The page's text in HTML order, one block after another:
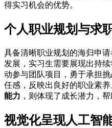
得实习机会的优势。
个人职业规划与求
具备清晰职业规划的海归申
发展，实习生需要展现出持
动参与团队项目，勇于承担
任感，反映出良好的职业素养
能力 ，则体现了成长潜力，
视觉化呈现人工智